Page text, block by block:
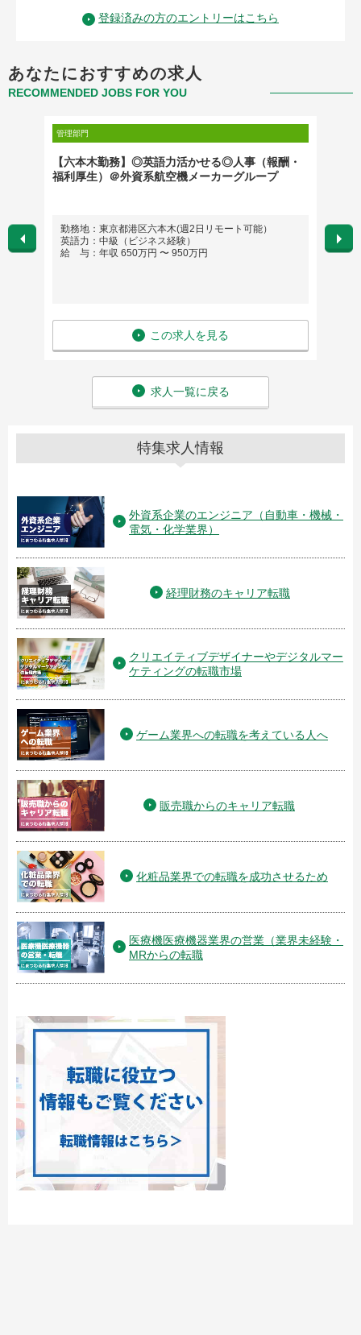
登録済みの方のエントリーはこちら
あなたにおすすめの求人
RECOMMENDED JOBS FOR YOU
管理部門
【六本木勤務】◎英語力活かせる◎人事（報酬・
福利厚生）＠外資系航空機メーカーグループ
勤務地：東京都港区六本木(週2日リモート可能）
英語力：中級（ビジネス経験）
給 与：年収 650万円 〜 950万円
この求人を見る
勤務
英語
給 与
求人一覧に戻る
特集求人情報
外資系企業のエンジニア（自動車・機械・
電気・化学業界）
経理財務のキャリア転職
クリエイティブデザイナーやデジタルマー
ケティングの転職市場
ゲーム業界への転職を考えている人へ
販売職からのキャリア転職
化粧品業界での転職を成功させるため
医療機医療機器業界の営業（業界未経験・
MRからの転職